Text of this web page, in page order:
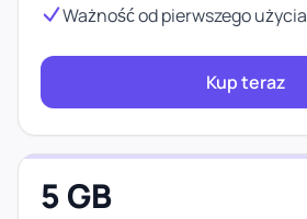
Ważność od pierwszego użycia
Kup teraz
5 GB